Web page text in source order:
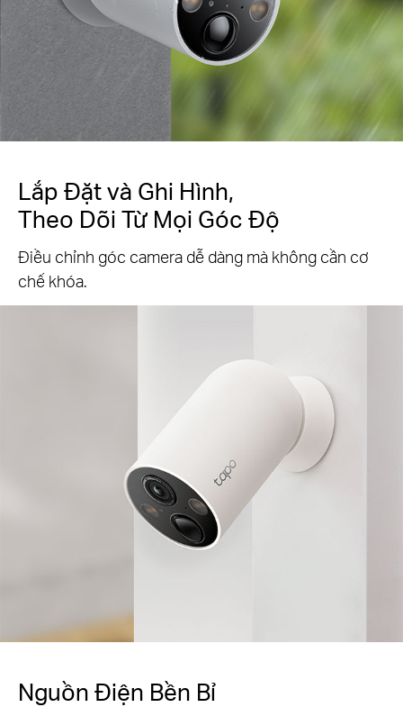
Lắp Đặt và Ghi Hình,
Theo Dõi Từ Mọi Góc Độ
Điều chỉnh góc camera dễ dàng mà không cần cơ
chế khóa.
Hỗ Trợ Tapo Solar Panel